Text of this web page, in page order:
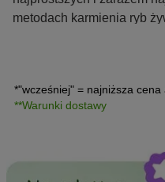
metodach karmienia ryb
*"wcześniej" = najniższa
**Warunki dostawy